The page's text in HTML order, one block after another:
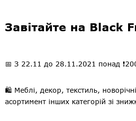
Завітайте на Black
📅 З 22.11 до 28.11.2021 понад
🛍️ Меблі, декор, текстиль,
асортимент інших категорій зі